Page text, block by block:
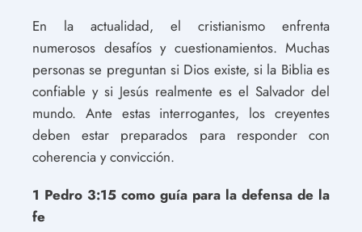
En la actualidad, el cristianismo enfrenta
numerosos desafíos y cuestionamientos. Muchas
personas se preguntan si Dios existe, si la Biblia es
confiable y si Jesús realmente es el Salvador del
mundo. Ante estas interrogantes, los creyentes
deben estar preparados para responder con
coherencia y convicción.
1 Pedro 3:15 como guía para la defensa de la
fe